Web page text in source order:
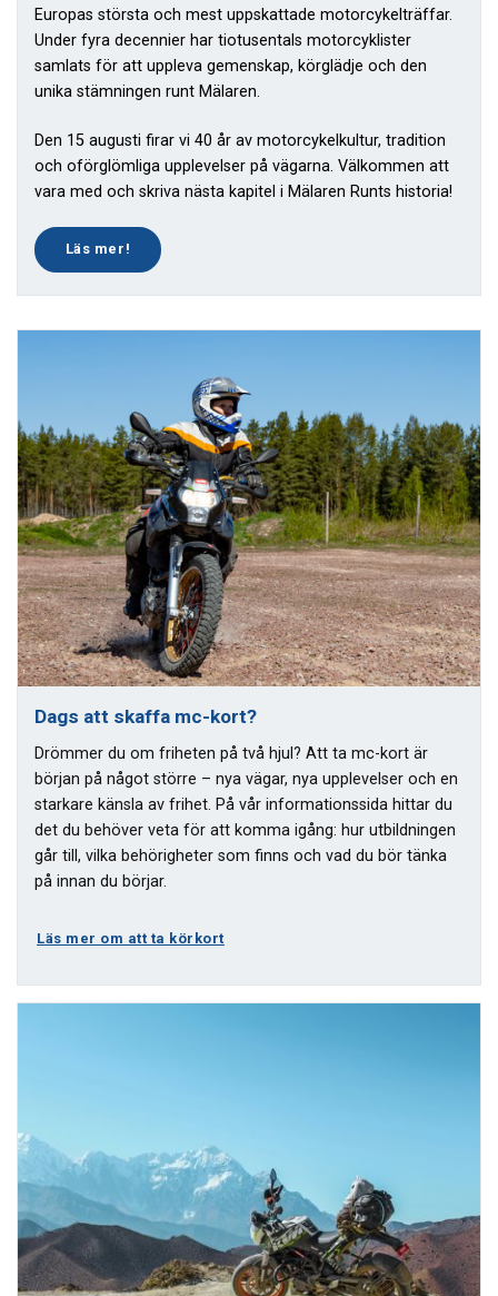
Europas största och mest uppskattade motorcykelträffar.
Under fyra decennier har tiotusentals motorcyklister
samlats för att uppleva gemenskap, körglädje och den
unika stämningen runt Mälaren.
Den 15 augusti firar vi 40 år av motorcykelkultur, tradition
och oförglömliga upplevelser på vägarna. Välkommen att
vara med och skriva nästa kapitel i Mälaren Runts historia!
Läs mer!
Dags att skaffa mc-kort?
Drömmer du om friheten på två hjul? Att ta mc-kort är
början på något större – nya vägar, nya upplevelser och en
starkare känsla av frihet. På vår informationssida hittar du
det du behöver veta för att komma igång: hur utbildningen
går till, vilka behörigheter som finns och vad du bör tänka
på innan du börjar.
Läs mer om att ta körkort